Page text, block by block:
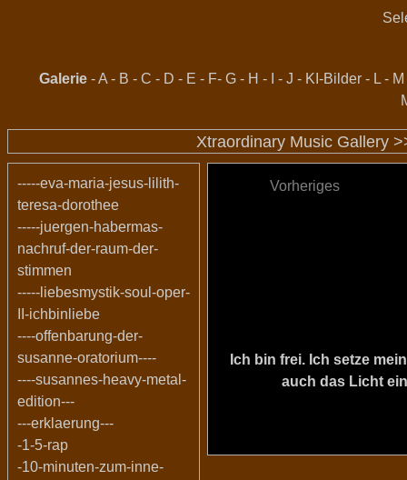
Galerie -A - B - C - D - E - F- G - H - - J - KI-Bilder - L - M
Xtraordinary Music Gallery
-----eva-maria-jesus-lilith-
teresa-dorothee
-----juergen-habermas-
nachruf-der-raum-der-
stimmen
-----liebesmystik-soul-oper-
II-ichbinliebe
----offenbarung-der-
susanne-oratorium----
----susannes-heavy-metal-
edition---
---erklaerung---
-1-5-rap
-10-minuten-zum-inne-
Vorheriges
Ich bin frei. Ich setze
auch das Licht